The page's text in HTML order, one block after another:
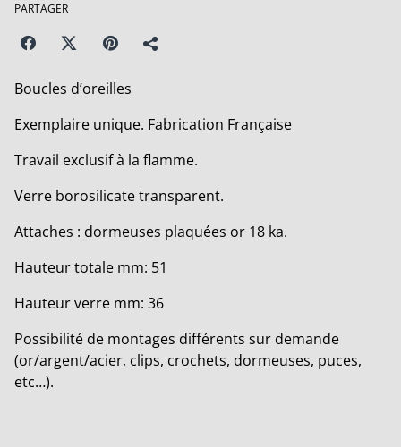
PARTAGER
Boucles d’oreilles
Exemplaire unique. Fabrication Française
Travail exclusif à la flamme.
Verre borosilicate transparent.
Attaches : dormeuses plaquées or 18 ka.
Hauteur totale mm: 51
Hauteur verre mm: 36
Possibilité de montages différents sur demande
(or/argent/acier, clips, crochets, dormeuses, puces,
etc…).